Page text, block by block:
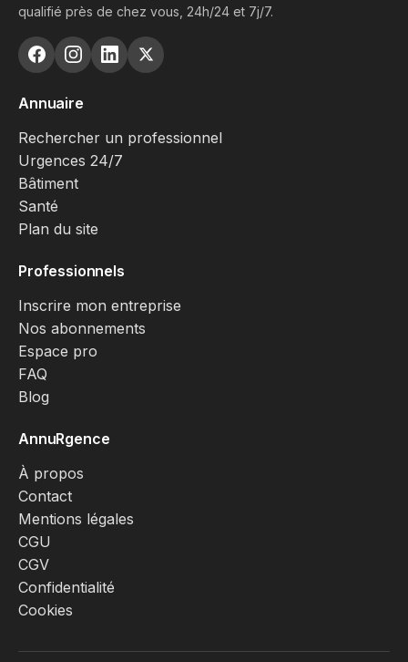
qualifié près de chez vous, 24h/24 et 7j/7.
Annuaire
Rechercher un professionnel
Urgences 24/7
Bâtiment
Santé
Plan du site
Professionnels
Inscrire mon entreprise
Nos abonnements
Espace pro
FAQ
Blog
AnnuRgence
À propos
Contact
Mentions légales
CGU
CGV
Confidentialité
Cookies